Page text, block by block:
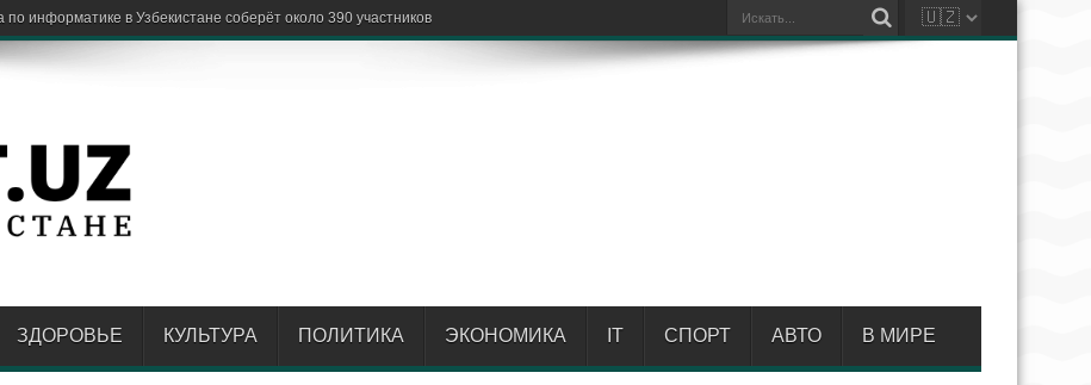
ЗДОРОВЬЕ КУЛЬТУРА ПОЛИТИКА ЭКОНОМИКА IT СПОРТ АВТО В МИРЕ